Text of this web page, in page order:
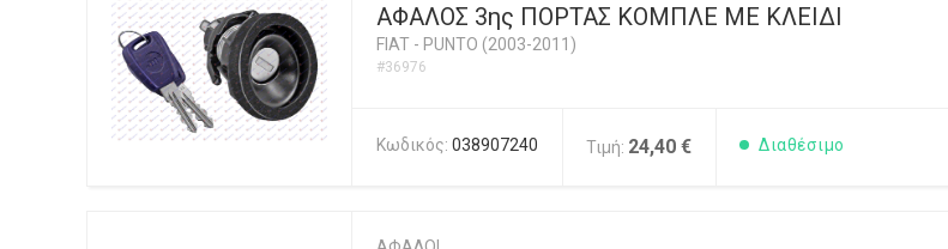
ΑΦΑΛΟΣ 3ης ΠΟΡΤΑΣ ΚΟΜΠΛΕ ΜΕ ΚΛΕΙΔΙ
FIAT - PUNTO (2003-2011)
#36976
Κωδικός: 038907240 Τιμή: 24,40 € Διαθέσιμο